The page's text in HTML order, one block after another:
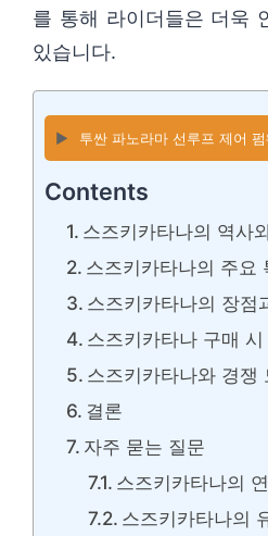
를 통해 라이더들은 더욱
있습니다.
▶️ 투싼 파노라마 선루프 제어
Contents
스즈키카타나의 역사
스즈키카타나의 주요
스즈키카타나의 장점
스즈키카타나 구매
스즈키카타나와 경쟁
결론
자주 묻는 질문
스즈키카타나의
스즈키카타나의